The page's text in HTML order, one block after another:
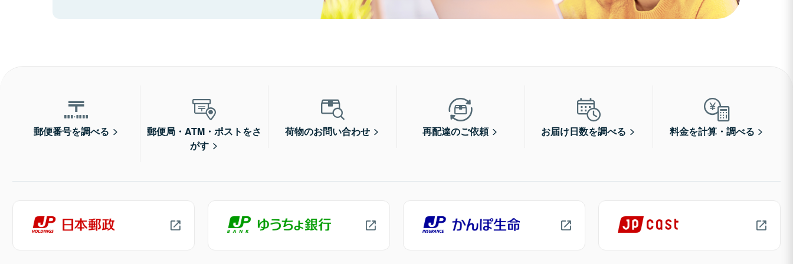
郵便番号を調べる
郵便局・ATM・ポストをさ
がす
荷物のお問い合わせ 再配達のご依頼 お届け日数を調べる 料金を計算・調べる